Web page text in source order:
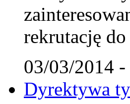
rekrutację
03/03/2014 -
Dyrektywa